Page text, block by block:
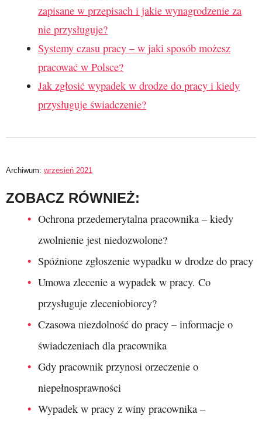
zapisane w przepisach i jakie wynagrodzenie za
nie przysługuje?
Systemy czasu pracy – w jaki sposób możesz
pracować w Polsce?
Jak zgłosić wypadek w drodze do pracy i kiedy
przysługuje świadczenie?
Archiwum: wrzesień 2021
ZOBACZ RÓWNIEŻ:
Ochrona przedemerytalna pracownika – kiedy
zwolnienie jest niedozwolone?
Spóźnione zgłoszenie wypadku w drodze do pracy
Umowa zlecenie a wypadek w pracy. Co
przysługuje zleceniobiorcy?
Czasowa niezdolność do pracy – informacje o
świadczeniach dla pracownika
Gdy pracownik przynosi orzeczenie o
niepełnosprawności
Wypadek w pracy z winy pracownika –